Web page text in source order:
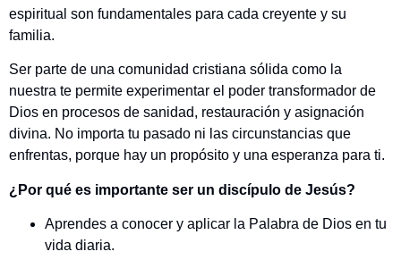
espiritual son fundamentales para cada creyente y su
familia.
Ser parte de una comunidad cristiana sólida como la
nuestra te permite experimentar el poder transformador de
Dios en procesos de sanidad, restauración y asignación
divina. No importa tu pasado ni las circunstancias que
enfrentas, porque hay un propósito y una esperanza para ti.
¿Por qué es importante ser un discípulo de Jesús?
Aprendes a conocer y aplicar la Palabra de Dios en tu
vida diaria.